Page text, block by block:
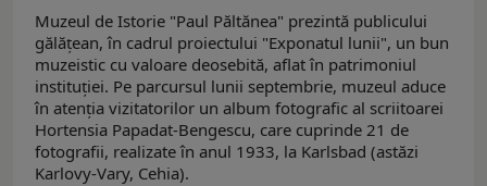
Muzeul de Istorie "Paul Păltănea" prezintă publicului
gălăţean, în cadrul proiectului "Exponatul lunii", un bun
muzeistic cu valoare deosebită, aflat în patrimoniul
instituţiei. Pe parcursul lunii septembrie, muzeul aduce
în atenţia vizitatorilor un album fotografic al scriitoarei
Hortensia Papadat-Bengescu, care cuprinde 21 de
fotografii, realizate în anul 1933, la Karlsbad (astăzi
Karlovy-Vary, Cehia).